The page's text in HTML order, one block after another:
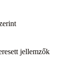
jellemzők